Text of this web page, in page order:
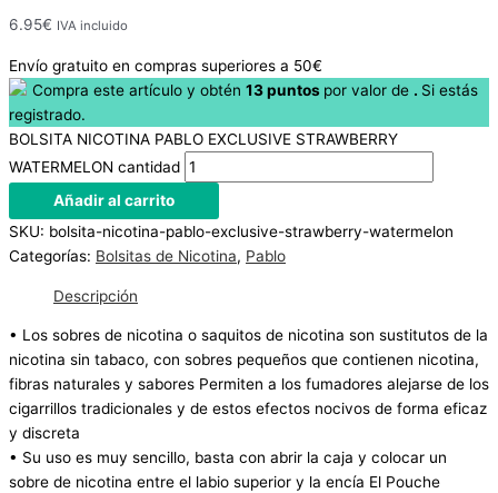
6.95€ IVA incluido
Envío gratuito en compras superiores a 50€
Compra este artículo y obtén 13puntos por valor de . Si estás
registrado.
BOLSITA NICOTINA PABLO EXCLUSIVE STRAWBERRY
WATERMELON cantidad
Añadir al carrito
SKU: bolsita-nicotina-pablo-exclusive-strawberry-watermelon
Categorías: Bolsitas de Nicotina, Pablo
Descripción
• Los sobres de nicotina o saquitos de nicotina son sustitutos de la
nicotina sin tabaco, con sobres pequeños que contienen nicotina,
fibras naturales y sabores Permiten a los fumadores alejarse de los
cigarrillos tradicionales y de estos efectos nocivos de forma eficaz
y discreta
• Su uso es muy sencillo, basta con abrir la caja y colocar un
sobre de nicotina entre el labio superior y la encía El Pouche